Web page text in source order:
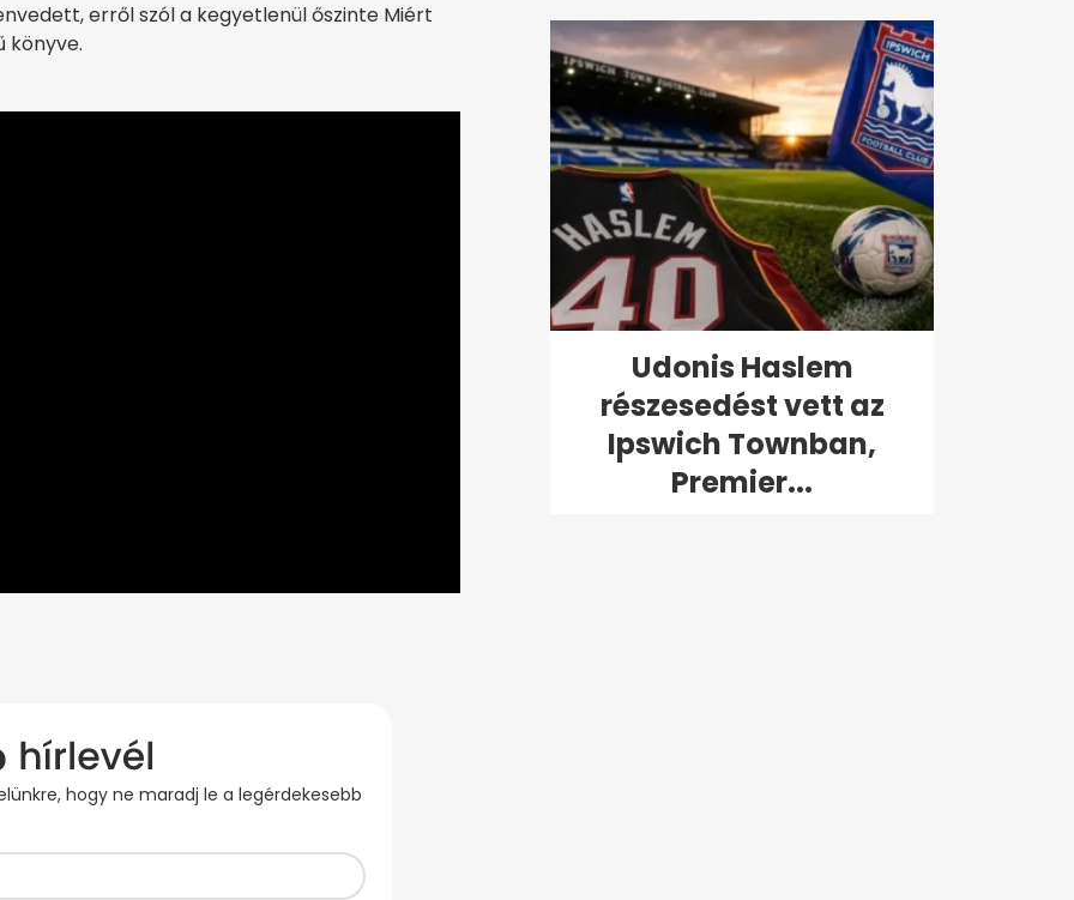
erről szól a kegyetlenül őszinte Miért
könyve.
hogy ne maradj le a legérdekesebb
Udonis Haslem
részesedést vett az
Ipswich Townban,
Premier...